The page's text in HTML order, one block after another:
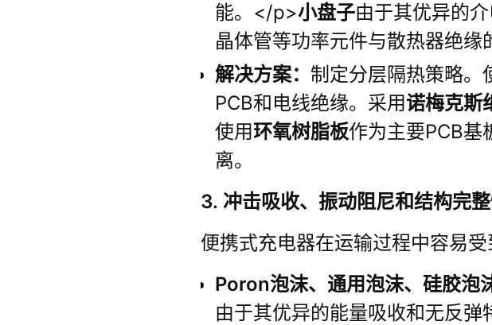
能。</p>小盘子由于其优异的
晶体管等功率元件与散热器绝
解决方案： 制定分层隔热策略。
PCB和电线绝缘。采用诺梅克斯
使用环氧树脂板作为主要PCB基
离。
3. 冲击吸收、振动阻尼和结构完
便携式充电器在运输过程中容易受
Poron泡沫、通用泡沫、硅胶泡
由于其优异的能量吸收和无反